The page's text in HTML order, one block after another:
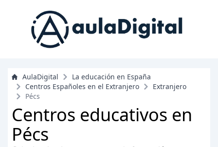
AulaDigital
La educación en España
Centros Españoles en el Extranjero
Extranjero
Pécs
Centros educativos en
Pécs